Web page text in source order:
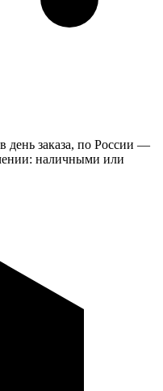
день заказа, по России —
наличными или